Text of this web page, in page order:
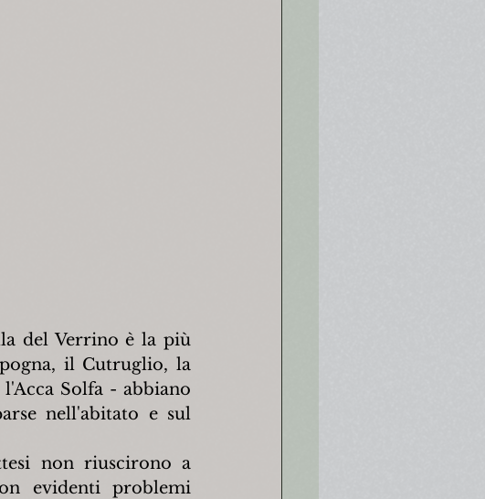
del Verrino è la più
il Cutruglio, la
l'Acca Solfa - abbiano
nell'abitato e sul
non riuscirono a
evidenti problemi